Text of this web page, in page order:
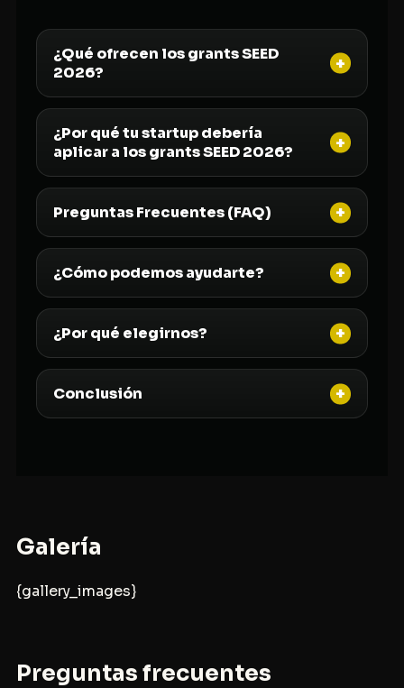
¿Qué ofrecen los grants SEED
2026?
¿Por qué tu startup debería
aplicar a los grants SEED 2026?
Preguntas Frecuentes (FAQ)
¿Cómo podemos ayudarte?
¿Por qué elegirnos?
Conclusión
Galería
{gallery_images}
Preguntas frecuentes